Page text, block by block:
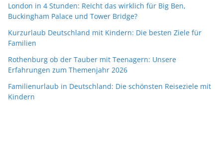
London in 4 Stunden: Reicht das wirklich für Big Ben,
Buckingham Palace und Tower Bridge?
Kurzurlaub Deutschland mit Kindern: Die besten Ziele für
Familien
Rothenburg ob der Tauber mit Teenagern: Unsere
Erfahrungen zum Themenjahr 2026
Familienurlaub in Deutschland: Die schönsten Reiseziele mit
Kindern